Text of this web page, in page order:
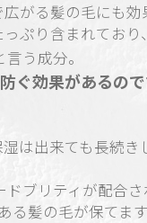
がる髪の毛にも効
ぷり含まれており
言う成分。
ぐ効果があるの
は出来ても長続き
ブリティが配合
る髪の毛が保てま